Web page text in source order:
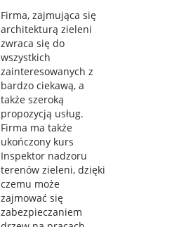
Firma, zajmująca się
architekturą zieleni
zwraca się do
wszystkich
zainteresowanych z
bardzo ciekawą, a
także szeroką
propozycją usług.
Firma ma także
ukończony kurs
Inspektor nadzoru
terenów zieleni, dzięki
czemu może
zajmować się
zabezpieczaniem